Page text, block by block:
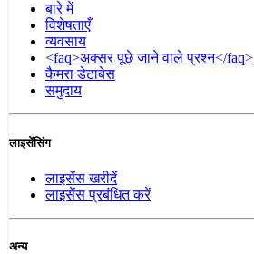
बारे में
विशेषताएँ
व्यवसाय
<faq>अक्सर पूछे जाने वाले प्रश्न</faq>
कैमरा डेटाबेस
समुदाय
लाइसेंसिंग
लाइसेंस खरीदें
लाइसेंस प्रबंधित करें
अन्य